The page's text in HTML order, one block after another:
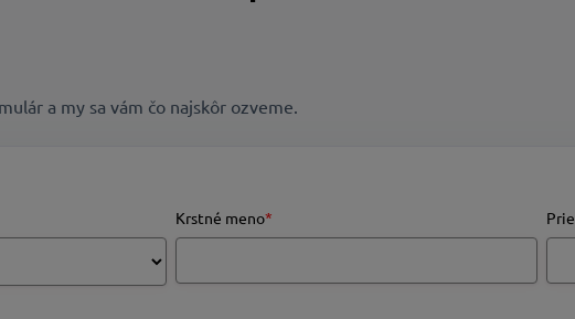
a my sa vám čo najskôr ozveme.
Krstné meno*